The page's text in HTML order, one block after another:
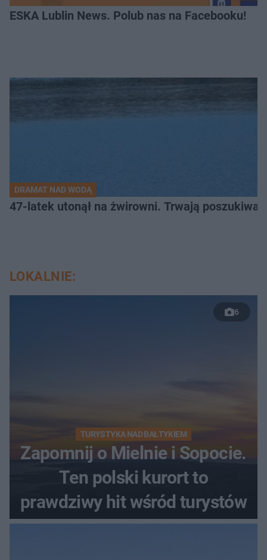
ESKA Lublin News. Polub nas na Facebooku!
DRAMAT NAD WODĄ
47-latek utonął na żwirowni. Trwają
LOKALNIE:
6
TURYSTYKA NAD BAŁTYKIEM
Zapomnij o Mielnie i Sopocie.
Ten polski kurort to
prawdziwy hit wśród turystów